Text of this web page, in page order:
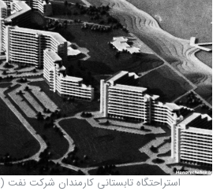
استراحتگاه تابستانی کارمندان شرکت نفت (NIOC) ،اثر کامران ...